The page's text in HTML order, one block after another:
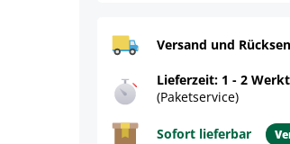
Versand und
Lieferzeit: 1 - 2
(Paketservice)
Sofort lieferbar